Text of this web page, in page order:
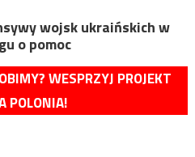
wojsk ukraińskich w
o pomoc
WESPRZYJ PROJEKT
POLONIA!